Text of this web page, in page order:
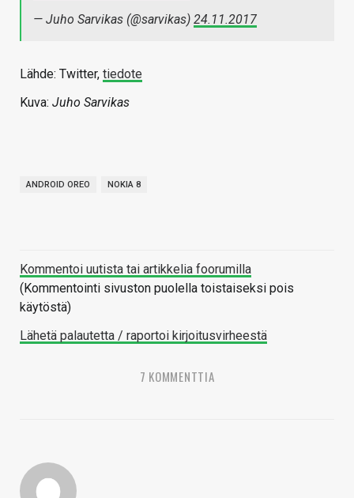
— Juho Sarvikas (@sarvikas) 24.11.2017
Lähde: Twitter, tiedote
Kuva: Juho Sarvikas
ANDROID OREO NOKIA 8
Kommentoi uutista tai artikkelia foorumilla
(Kommentointi sivuston puolella toistaiseksi pois
käytöstä)
Lähetä palautetta / raportoi kirjoitusvirheestä
7 KOMMENTTIA